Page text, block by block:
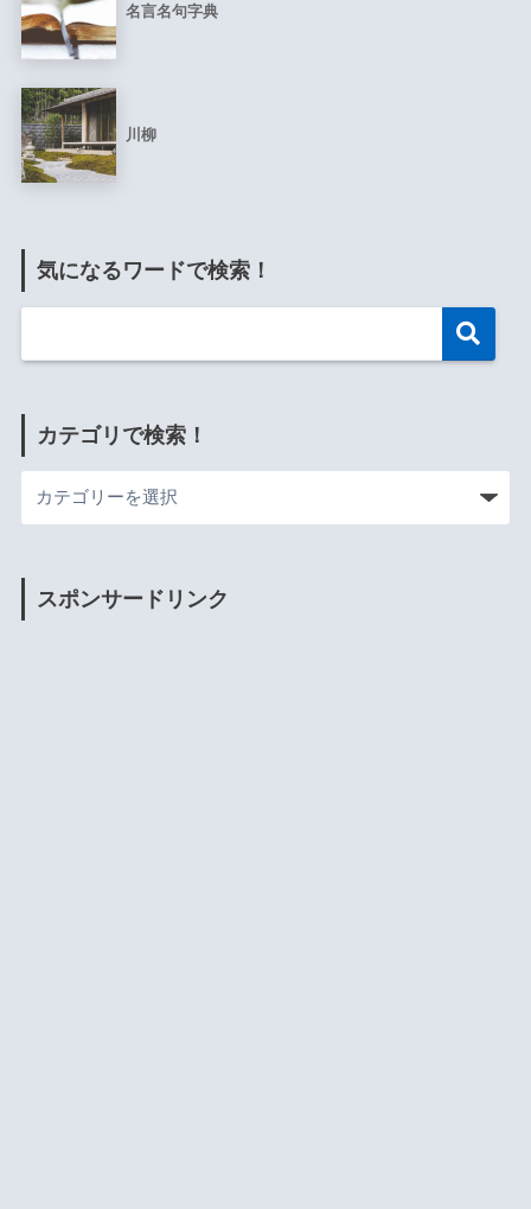
名言名句字典
川柳
気になるワードで検索！
カテゴリで検索！
スポンサードリンク